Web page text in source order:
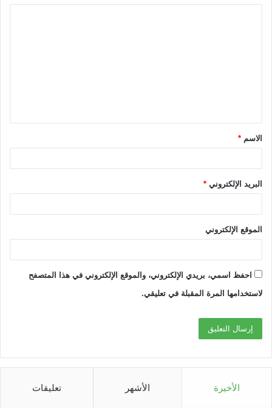
ق
*الاسم *
البريد الإلكتروني *
الموقع الإلكتروني
احفظ اسمي، بريدي الإلكتروني، والموقع الإلكتروني في هذا المتصفح
لاستخدامها المرة المقبلة في تعليقي.
الأخيرة الأشهر تعليقات